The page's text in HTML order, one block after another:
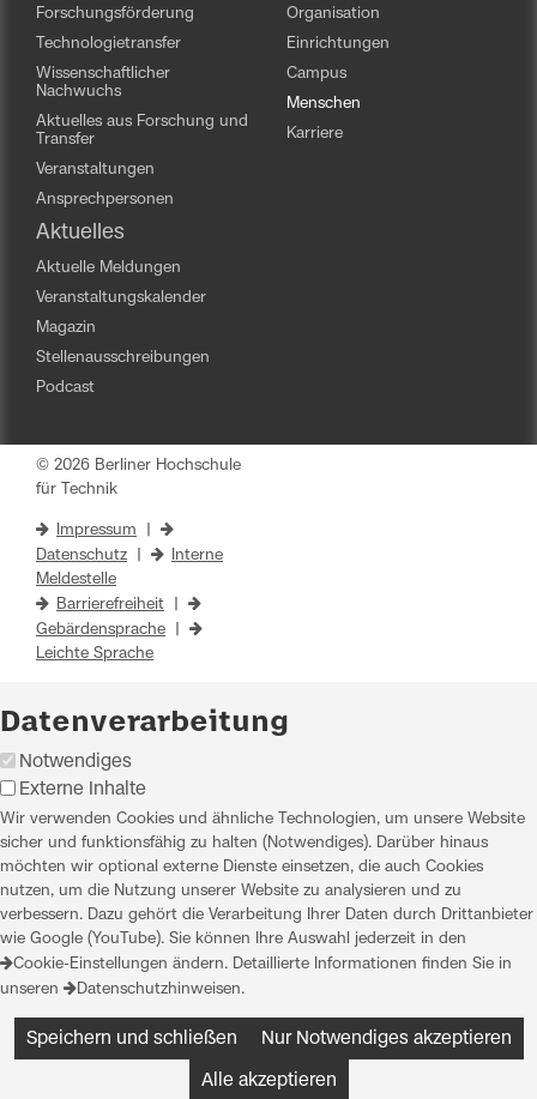
Forschungsförderung
Technologietransfer
Wissenschaftlicher
Nachwuchs
Aktuelles aus Forschung und
Transfer
Veranstaltungen
Ansprechpersonen
Organisation
Einrichtungen
Campus
Menschen
Karriere
Aktuelles
Aktuelle Meldungen
Veranstaltungskalender
Magazin
Stellenausschreibungen
Podcast
© 2026 Berliner Hochschule
für Technik
Impressum
Datenschutz
Interne
Meldestelle
Barrierefreiheit
Gebärdensprache
Leichte Sprache
Datenverarbeitung
Notwendiges
Externe Inhalte
Wir verwenden Cookies und ähnliche Technologien, um unsere Website
sicher und funktionsfähig zu halten (Notwendiges). Darüber hinaus
möchten wir optional externe Dienste einsetzen, die auch Cookies
nutzen, um die Nutzung unserer Website zu analysieren und zu
verbessern. Dazu gehört die Verarbeitung Ihrer Daten durch Drittanbieter
wie Google (YouTube). Sie können Ihre Auswahl jederzeit in den
Cookie-Einstellungen ändern. Detaillierte Informationen finden Sie in
unseren
Datenschutzhinweisen.
Speichern und schließen Nur Notwendiges akzeptieren
Alle akzeptieren